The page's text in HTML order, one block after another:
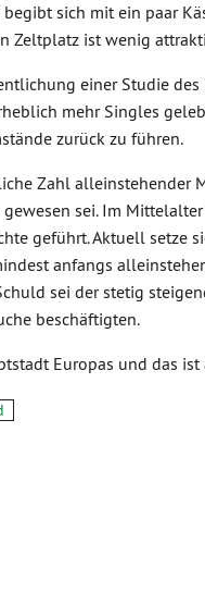
sich mit ein paar
Zeltplatz ist wenig
einer Studie
mehr Singles
zurück zu führen.
Zahl
sei. Im
geführt. Aktuell setze
anfangs
sei der stetig
beschäftigten.
Europas und das